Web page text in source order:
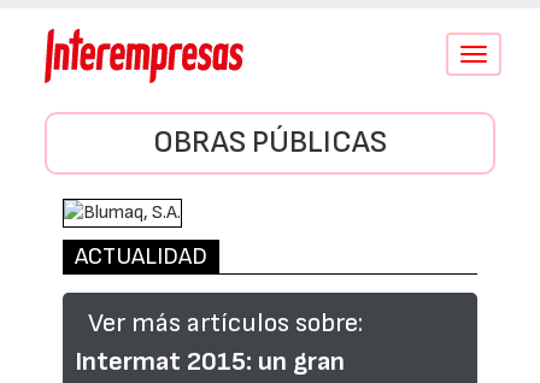
Conmutar
OBRAS PÚBLICAS
ACTUALIDAD
Ver más artículos sobre:
Intermat 2015: un gran